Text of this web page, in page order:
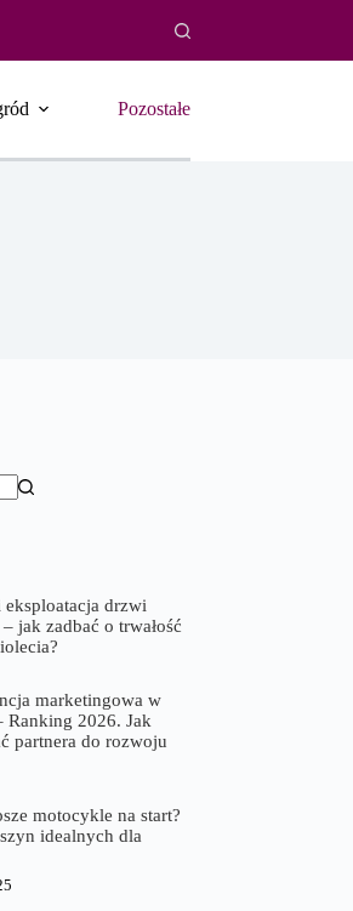
Pozostałe
drzwi
jak zadbać o trwałość
marketingowa w
Ranking 2026. Jak
partnera do rozwoju
motocykle na start?
idealnych dla